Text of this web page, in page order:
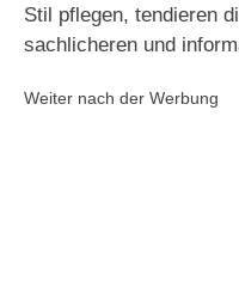
Stil pflegen, tendieren
sachlicheren und
Weiter nach der Werbung